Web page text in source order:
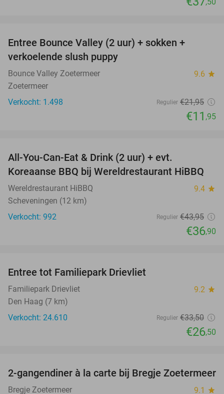
Entree Bounce Valley (2 uur) + sokken +
verkoelende slush puppy
Bounce Valley Zoetermeer 9.6 star
Zoetermeer
Verkocht: 1.498
Regulier €21,95
€11 ,95
All-You-Can-Eat & Drink (2 uur) + evt.
Koreaanse BBQ bij Wereldrestaurant HiBBQ
Wereldrestaurant HiBBQ 9.4 star
Scheveningen (12 km)
Verkocht: 992
Regulier €43,95
€36,90
Entree tot Familiepark Drievliet
Familiepark Drievliet 9.2 star
Den Haag (7 km)
Verkocht: 24.610
Regulier €33,50
€26,50
12%
2-gangendiner à la carte bij Bregje Zoetermeer
Bregje Zoetermeer 9.1 star